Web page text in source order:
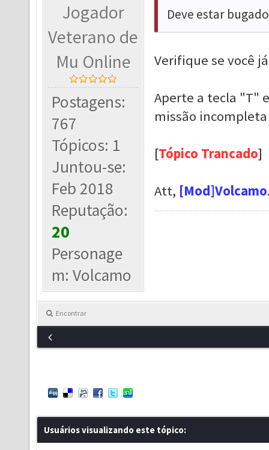
Jogador
Veterano de
Mu Online
Postagens:
767
Tópicos: 1
Juntou-se:
Feb 2018
Reputação:
20
Personage
m: Volcamo
Deve estar
Verifique se você
Aperte a tecla "T"
missão
[Tópico Trancado]
Att, [Mod]Volcamo
Encontrar
Usuários visualizando este tópico: